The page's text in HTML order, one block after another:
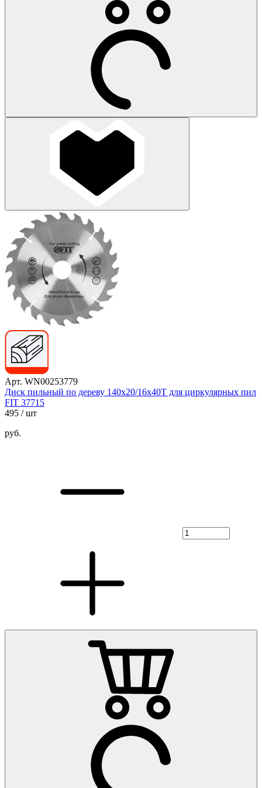
Арт. WN00253779
Диск пильный по дереву 140х20/16х40T для циркулярных пил
FIT 37715
495 / шт
руб.